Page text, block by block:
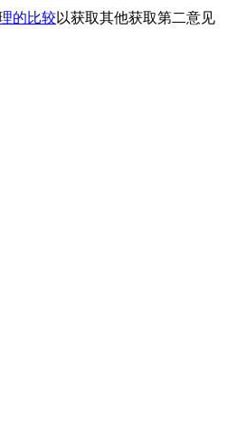
的比较以获取其他获取第二意见